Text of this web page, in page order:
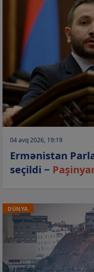
04 avq 2026, 19:19
Ermənistan
seçildi −
DÜNYA